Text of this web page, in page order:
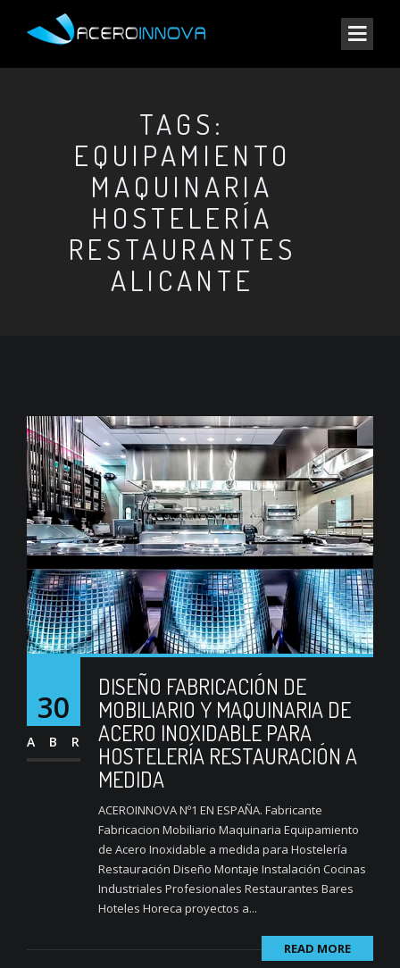
TAGS:
EQUIPAMIENTO
MAQUINARIA
HOSTELERÍA
RESTAURANTES
ALICANTE
30
ABR
DISEÑO FABRICACIÓN DE
MOBILIARIO Y MAQUINARIA DE
ACERO INOXIDABLE PARA
HOSTELERÍA RESTAURACIÓN A
MEDIDA
ACEROINNOVA Nº1 EN ESPAÑA. Fabricante
Fabricacion Mobiliario Maquinaria Equipamiento
de Acero Inoxidable a medida para Hostelería
Restauración Diseño Montaje Instalación Cocinas
Industriales Profesionales Restaurantes Bares
Hoteles Horeca proyectos a...
READ MORE